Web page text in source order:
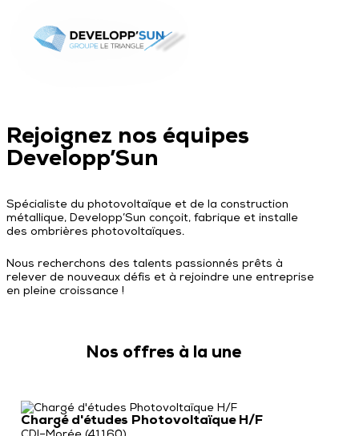
content
Industriel
Nos Ombrières
Nos ombrières de parking
Ombrière monopente
Ombrière Monopente simple place
Savoir-faire
Fabrication
Installation
Simulateur d’économies
Ressources
Pré-étude offerte
Actualités
Qui sommes-nous
Contact
Rejoignez nos équipes
Developp’Sun
Spécialiste du photovoltaïque et de la construction
métallique, Developp’Sun conçoit, fabrique et installe
des ombrières photovoltaïques.
Nous recherchons des talents passionnés prêts à
relever de nouveaux défis et à rejoindre une entreprise
en pleine croissance !
Nos offres à la une
Chargé d'études Photovoltaïque H/F